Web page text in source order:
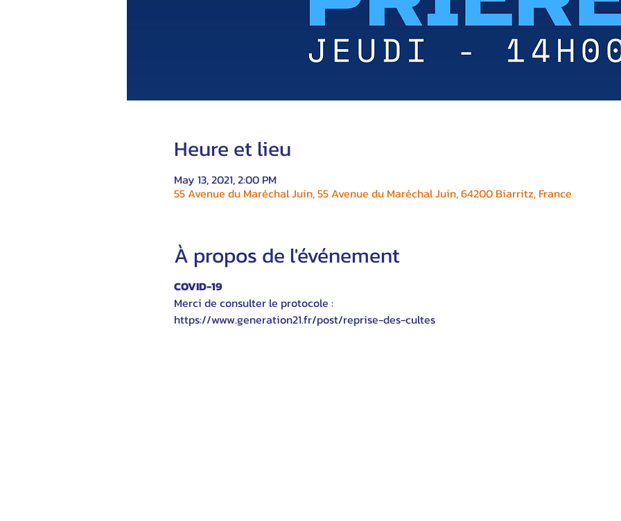
Heure et lieu
May 13, 2021, 2:00 PM
55 Avenue du Maréchal Juin, 55 Avenue du Maréchal Juin, 64200 Biarritz, France
À propos de l'événement
COVID-19
Merci de consulter le protocole :
https://www.generation21.fr/post/reprise-des-cultes